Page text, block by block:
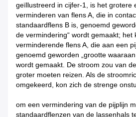
geïllustreerd in cijfer-1, is het grotere
verminderen van flens A, die in
standaardflens B is, genoemd
de vermindering“ wordt gemaakt; het
verminderende flens A, die aan een
genoemd geworden „grootte
wordt gemaakt. De stroom zou van
groter moeten reizen. Als de
omgekeerd, kon zich de strenge
om een vermindering van de pijplijn
standaardflenzen van de lassenhals